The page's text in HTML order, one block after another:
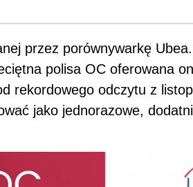
przez porównywarkę
polisa OC oferowana
rekordowego odczytu z
jako jednorazowe,